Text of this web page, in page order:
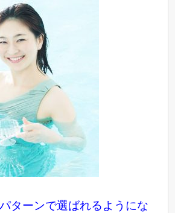
ターンで選ばれるようにな